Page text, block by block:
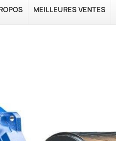
MEILLEURES VENTES